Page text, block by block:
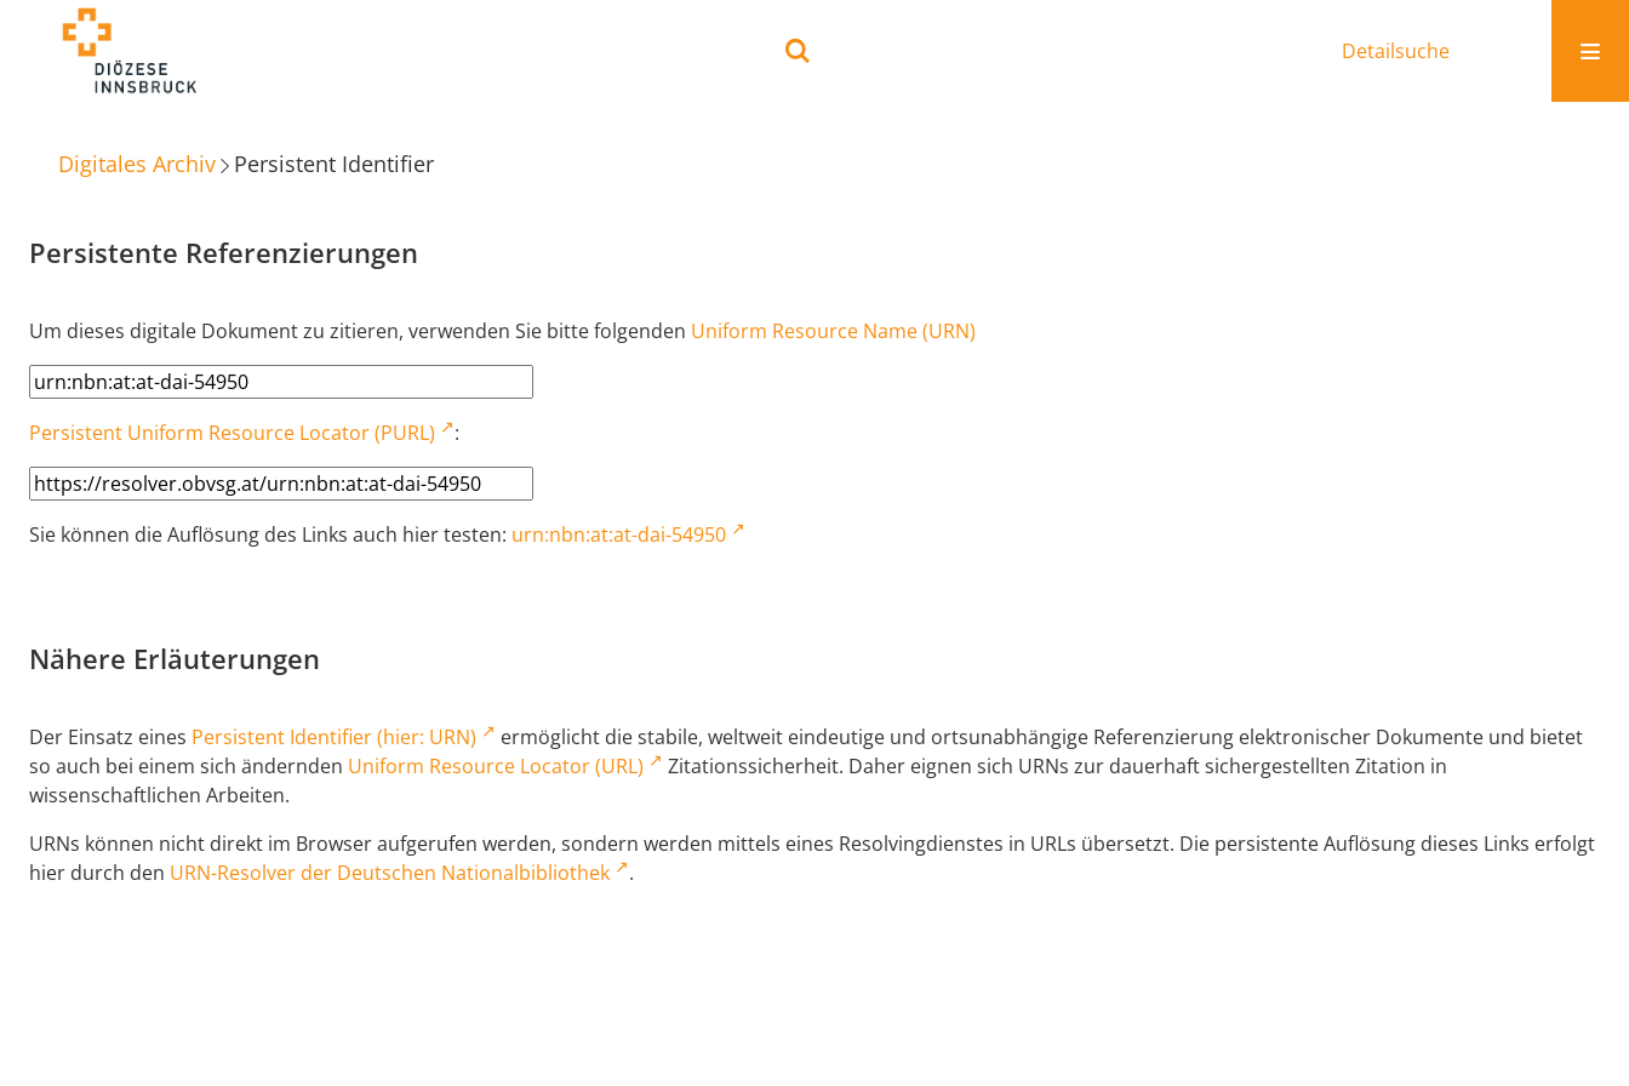
Detailsuche
Digitales Archiv Persistent Identifier
Persistente Referenzierungen
Um dieses digitale Dokument zu zitieren, verwenden Sie bitte folgenden Uniform Resource Name (URN)
Persistent Uniform Resource Locator (PURL) :
Sie können die Auflösung des Links auch hier testen: urn:nbn:at:at-dai-54950
Nähere Erläuterungen
Der Einsatz eines Persistent Identifier (hier: URN)
ermöglicht die stabile, weltweit eindeutige und ortsunabhängige Referenzierung elektronischer Dokumente und bietet
so auch bei einem sich ändernden Uniform Resource Locator (URL)
Zitationssicherheit. Daher eignen sich URNs zur dauerhaft sichergestellten Zitation in
wissenschaftlichen Arbeiten.
URNs können nicht direkt im Browser aufgerufen werden, sondern werden mittels eines Resolvingdienstes in URLs übersetzt. Die persistente Auflösung dieses Links erfolgt
hier durch den URN-Resolver der Deutschen Nationalbibliothek .